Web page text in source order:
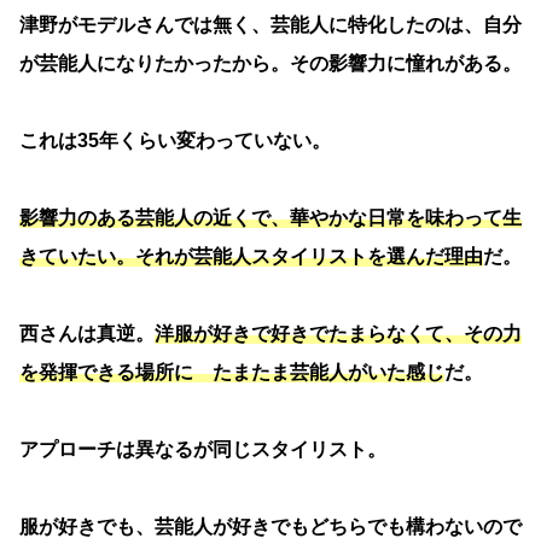
津野がモデルさんでは無く、芸能人に特化したのは、自分
が芸能人になりたかったから。その影響力に憧れがある。
これは35年くらい変わっていない。
影響力のある芸能人の近くで、華やかな日常を味わって生
きていたい。それが芸能人スタイリストを選んだ理由だ。
西さんは真逆。 洋服が好きで好きでたまらなくて、その力
を発揮できる場所に たまたま芸能人がいた感じだ。
アプローチは異なるが同じスタイリスト。
服が好きでも、芸能人が好きでもどちらでも構わないので